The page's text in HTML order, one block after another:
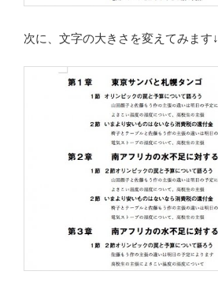
次に、文字の大きさを変えてみます↓